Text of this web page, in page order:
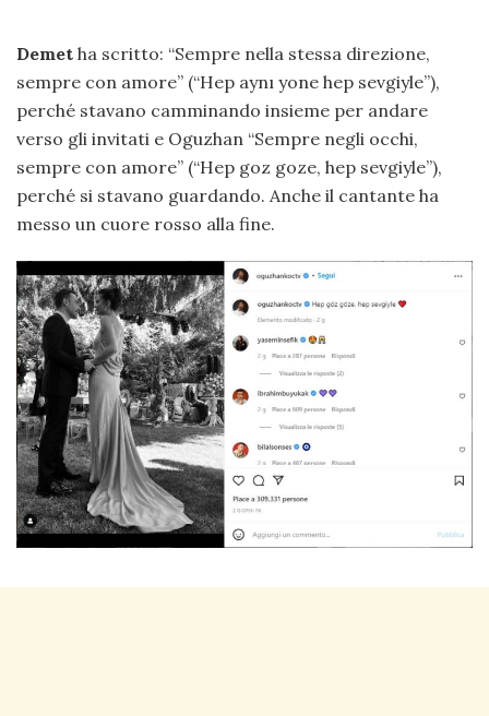
Demet ha scritto: “Sempre nella stessa direzione,
sempre con amore” (“Hep aynı yone hep sevgiyle”),
perché stavano camminando insieme per andare
verso gli invitati e Oguzhan “Sempre negli occhi,
sempre con amore” (“Hep goz goze, hep sevgiyle”),
perché si stavano guardando. Anche il cantante ha
messo un cuore rosso alla fine.